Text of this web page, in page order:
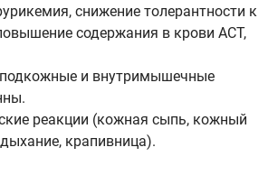
снижение толерантности к
содержания в крови АСТ,
и внутримышечные
реакции (кожная сыпь, кожный
крапивница).